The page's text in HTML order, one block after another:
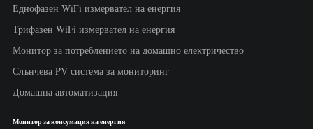
Еднофазен WiFi измервател на енергия
Трифазен WiFi измервател на енергия
Монитор за потреблението на домашно електричество
Слънчева PV система за мониторинг
Домашна автоматизация
Монитор за консумация на енергия